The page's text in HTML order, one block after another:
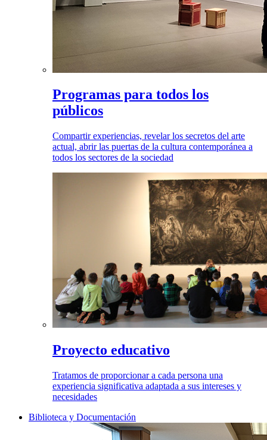
Programas para todos los
públicos
Compartir experiencias, revelar los secretos del arte
actual, abrir las puertas de la cultura contemporánea a
todos los sectores de la sociedad
Proyecto educativo
Tratamos de proporcionar a cada persona una
experiencia significativa adaptada a sus intereses y
necesidades
Biblioteca y Documentación